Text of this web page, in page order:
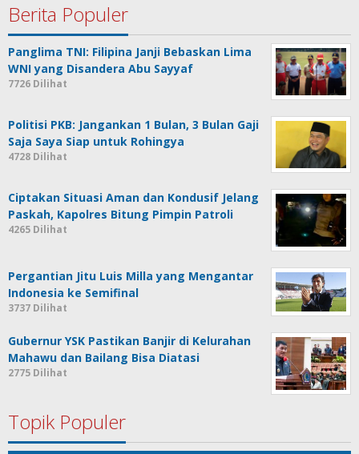
Berita Populer
Panglima TNI: Filipina Janji Bebaskan Lima
WNI yang Disandera Abu Sayyaf
7726 Dilihat
Politisi PKB: Jangankan 1 Bulan, 3 Bulan Gaji
Saja Saya Siap untuk Rohingya
4728 Dilihat
Ciptakan Situasi Aman dan Kondusif Jelang
Paskah, Kapolres Bitung Pimpin Patroli
4265 Dilihat
Pergantian Jitu Luis Milla yang Mengantar
Indonesia ke Semifinal
3737 Dilihat
Gubernur YSK Pastikan Banjir di Kelurahan
Mahawu dan Bailang Bisa Diatasi
2775 Dilihat
Topik Populer